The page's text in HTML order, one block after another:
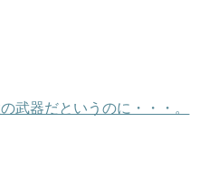
武器だというのに・・・。